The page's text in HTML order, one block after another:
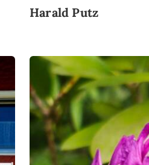
Harald Putz